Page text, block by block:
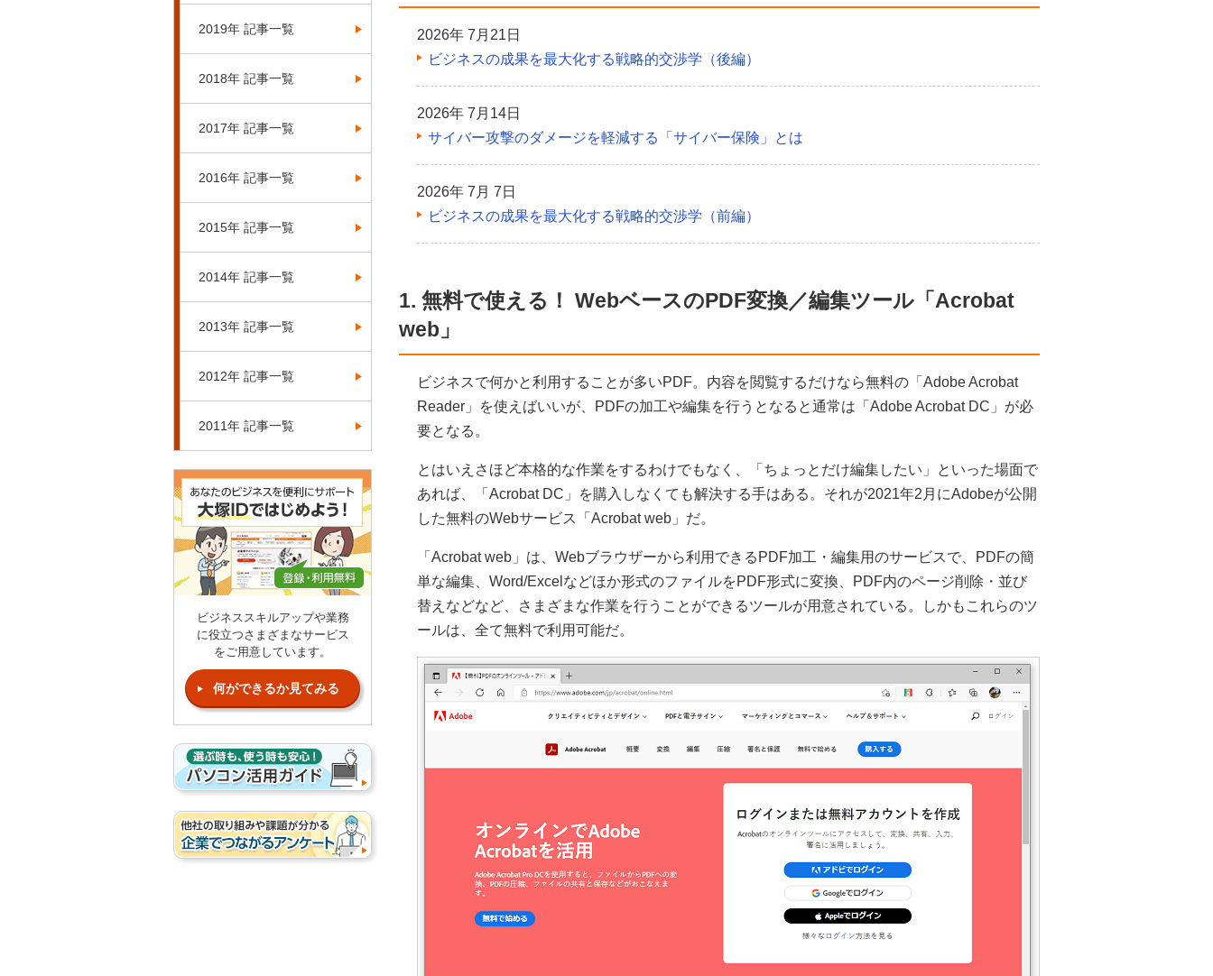
2026年 7月21日
ビジネスの成果を最大化する戦略的交渉学（後編）
2026年 7月14日
サイバー攻撃のダメージを軽減する「サイバー保険」とは
2026年 7月 7日
ビジネスの成果を最大化する戦略的交渉学（前編）
1. 無料で使える！ WebベースのPDF変換／編集ツール「Acrobat
web」
ビジネスで何かと利用することが多いPDF。内容を閲覧するだけなら無料の「Adobe Acrobat
Reader」を使えばいいが、PDFの加工や編集を行うとなると通常は「Adobe Acrobat DC」が必
要となる。
とはいえさほど本格的な作業をするわけでもなく、「ちょっとだけ編集したい」といった場面で
あれば、「Acrobat DC」を購入しなくても解決する手はある。それが2021年2月にAdobeが公開
した無料のWebサービス「Acrobat web」だ。
「Acrobat web」は、Webブラウザーから利用できるPDF加工・編集用のサービスで、PDFの簡
単な編集、Word/Excelなどほか形式のファイルをPDF形式に変換、PDF内のページ削除・並び
替えなどなど、さまざまな作業を行うことができるツールが用意されている。しかもこれらのツ
ールは、全て無料で利用可能だ。
2019年 記事一覧
2018年 記事一覧
2017年 記事一覧
2016年 記事一覧
2015年 記事一覧
2014年 記事一覧
2013年 記事一覧
2012年 記事一覧
2011年 記事一覧
ビジネススキルアップや業務
に役立つさまざまなサービス
をご用意しています。
何ができるか見てみる